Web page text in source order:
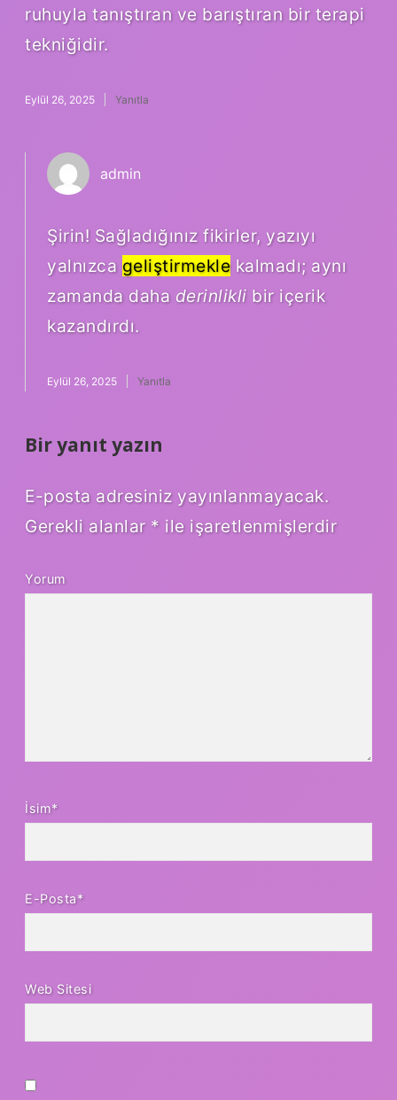
ruhuyla tanıştıran ve barıştıran bir terapi
tekniğidir.
Eylül 26, 2025 Yanıtla
admin
Şirin! Sağladığınız fikirler, yazıyı
yalnızca geliştirmekle kalmadı; aynı
zamanda daha derinlikli bir içerik
kazandırdı.
Eylül 26, 2025 Yanıtla
Bir yanıt yazın
E-posta adresiniz yayınlanmayacak.
Gerekli alanlar * ile işaretlenmişlerdir
Yorum
İsim*
E-Posta*
Web Sitesi